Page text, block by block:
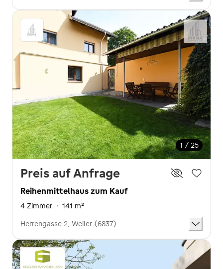
1 / 25
Preis auf Anfrage
Reihenmittelhaus zum Kauf
4 Zimmer · 141 m²
Herrengasse 2, Weiler (6837)